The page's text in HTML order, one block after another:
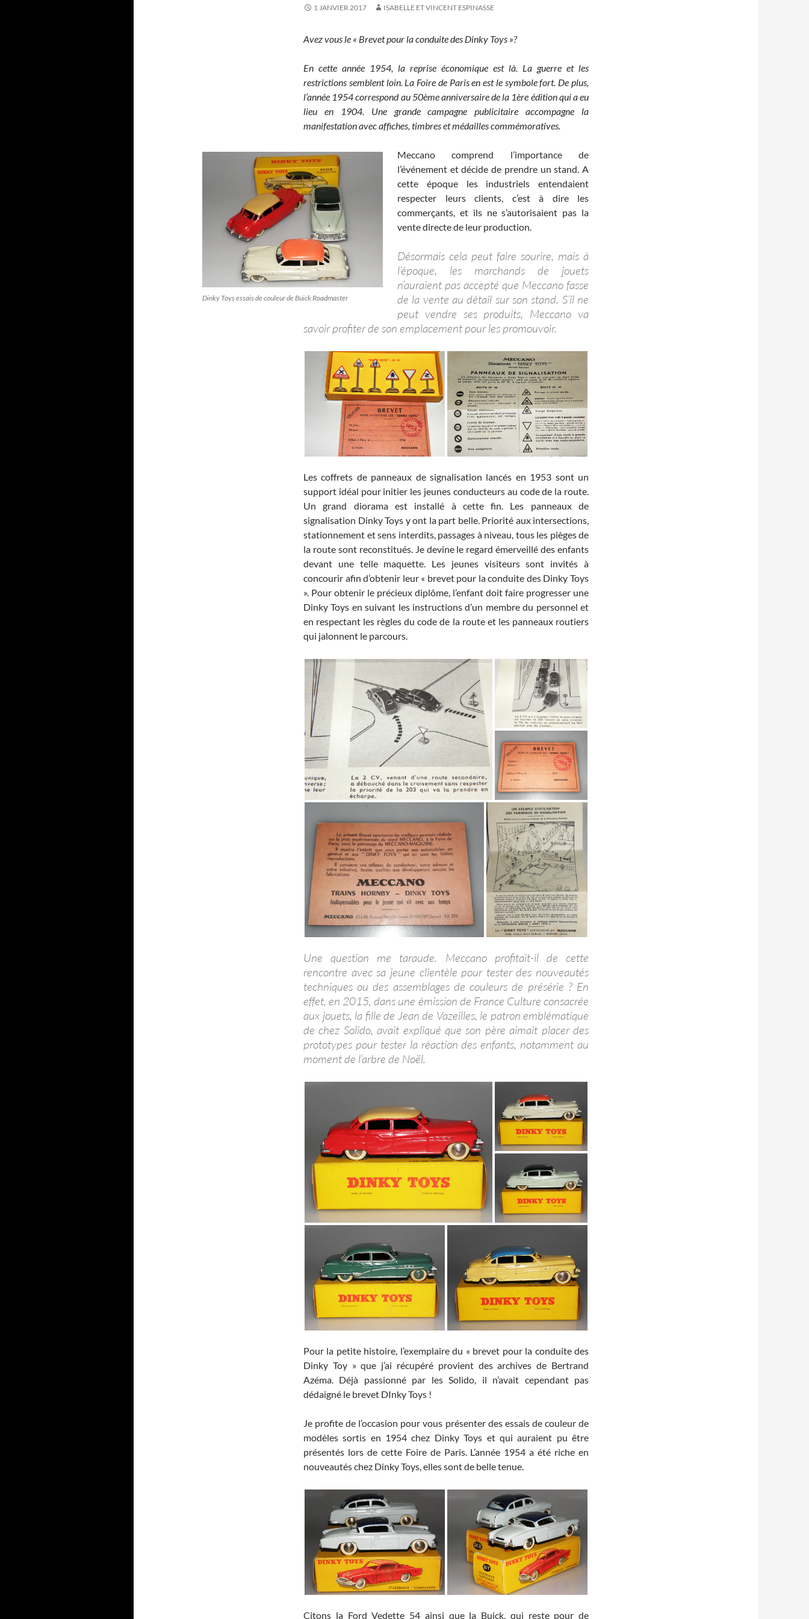
1 JANVIER 2017 ISABELLE ET VINCENT ESPINASSE
Avez vous le « Brevet pour la conduite des Dinky Toys »?
En cette année 1954, la reprise économique est là. La guerre et les
restrictions semblent loin. La Foire de Paris en est le symbole fort. De plus,
l’année 1954 correspond au 50ème anniversaire de la 1ère édition qui a eu
lieu en 1904. Une grande campagne publicitaire accompagne la
manifestation avec affiches, timbres et médailles commémoratives.
Dinky Toys essais de couleur de Buick Roadmaster
Meccano comprend l’importance de
l’événement et décide de prendre un stand. A
cette époque les industriels entendaient
respecter leurs clients, c’est à dire les
commerçants, et ils ne s’autorisaient pas la
vente directe de leur production.
Désormais cela peut faire sourire, mais à
l’époque, les marchands de jouets
n’auraient pas accepté que Meccano fasse
de la vente au détail sur son stand. S’il ne
peut vendre ses produits, Meccano va
savoir profiter de son emplacement pour les promouvoir.
Les coffrets de panneaux de signalisation lancés en 1953 sont un
support idéal pour initier les jeunes conducteurs au code de la route.
Un grand diorama est installé à cette fin. Les panneaux de
signalisation Dinky Toys y ont la part belle. Priorité aux intersections,
stationnement et sens interdits, passages à niveau, tous les pièges de
la route sont reconstitués. Je devine le regard émerveillé des enfants
devant une telle maquette. Les jeunes visiteurs sont invités à
concourir afin d’obtenir leur « brevet pour la conduite des Dinky Toys
». Pour obtenir le précieux diplôme, l’enfant doit faire progresser une
Dinky Toys en suivant les instructions d’un membre du personnel et
en respectant les règles du code de la route et les panneaux routiers
qui jalonnent le parcours.
Une question me taraude. Meccano profitait-il de cette
rencontre avec sa jeune clientèle pour tester des nouveautés
techniques ou des assemblages de couleurs de présérie ? En
effet, en 2015, dans une émission de France Culture consacrée
aux jouets, la fille de Jean de Vazeilles, le patron emblématique
de chez Solido, avait expliqué que son père aimait placer des
prototypes pour tester la réaction des enfants, notamment au
moment de l’arbre de Noël.
Pour la petite histoire, l’exemplaire du « brevet pour la conduite des
Dinky Toy » que j’ai récupéré provient des archives de Bertrand
Azéma. Déjà passionné par les Solido, il n’avait cependant pas
dédaigné le brevet DInky Toys !
Je profite de l’occasion pour vous présenter des essais de couleur de
modèles sortis en 1954 chez Dinky Toys et qui auraient pu être
présentés lors de cette Foire de Paris. L’année 1954 a été riche en
nouveautés chez Dinky Toys, elles sont de belle tenue.
Citons la Ford Vedette 54 ainsi que la Buick, qui reste pour de